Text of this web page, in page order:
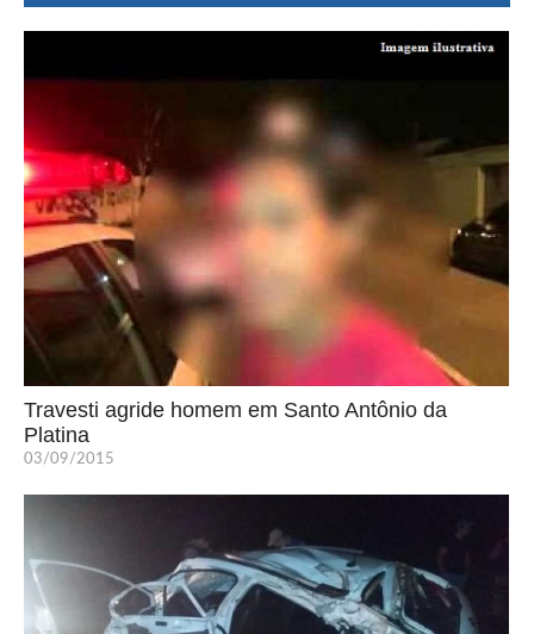
Travesti agride homem em Santo Antônio da
Platina
03/09/2015